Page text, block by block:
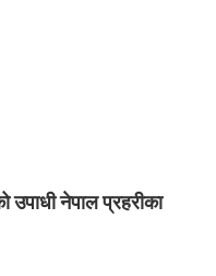
उपाधी नेपाल प्रहरीका